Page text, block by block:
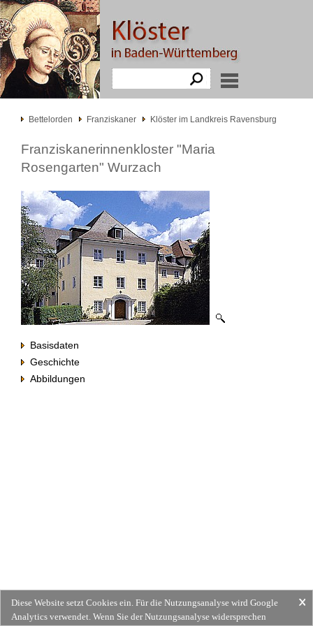
Bettelorden Franziskaner Klöster im Landkreis Ravensburg
Franziskanerinnenkloster "Maria
Rosengarten" Wurzach
Basisdaten
Geschichte
Abbildungen
Diese Website setzt Cookies ein. Für die Nutzungsanalyse wird Google
Analytics verwendet. Wenn Sie der Nutzungsanalyse widersprechen